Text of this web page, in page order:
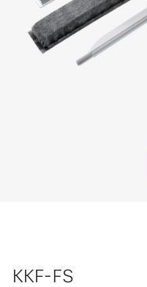
KKF-FS